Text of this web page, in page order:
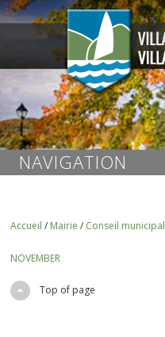
NAVIGATION
Accueil / Mairie / Conseil municipal
NOVEMBER
Top of page